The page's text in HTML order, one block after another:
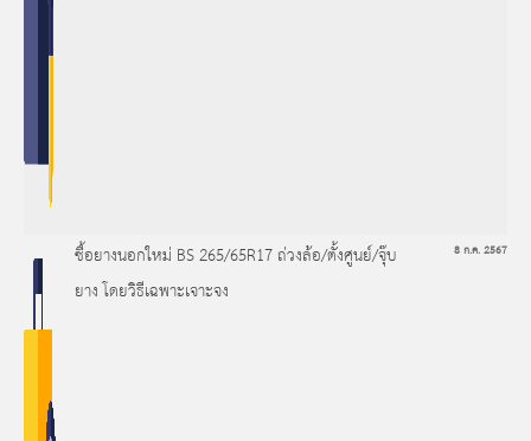
ซื้อยางนอกใหม่ BS 265/65R17 ถ่วงล้อ/ตั้งศูนย์/จุ๊บ
ยาง โดยวิธีเฉพาะเจาะจง
8 ก.ค. 2567